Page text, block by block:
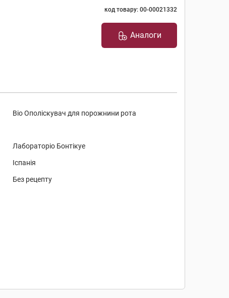
код товару: 00-00021332
Аналоги
Bio Ополіскувач для порожнини рота
Лабораторіо Бонтікуе
Іспанія
Без рецепту